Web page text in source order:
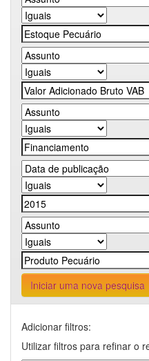
Iniciar uma nova pesquisa
Adicionar filtros:
Utilizar filtros para refinar o